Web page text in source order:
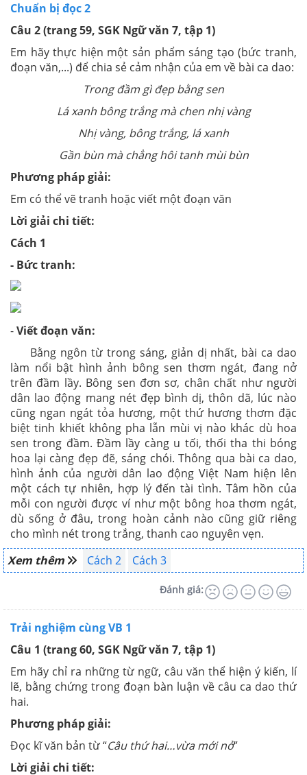
Chuẩn bị đọc 2
Câu 2 (trang 59, SGK Ngữ văn 7, tập 1)
Em hãy thực hiện một sản phẩm sáng tạo (bức tranh,
đoạn văn,...) để chia sẻ cảm nhận của em về bài ca dao:
Trong đầm gì đẹp bằng sen
Lá xanh bông trắng mà chen nhị vàng
Nhị vàng, bông trắng, lá xanh
Gần bùn mà chẳng hôi tanh mùi bùn
Phương pháp giải:
Em có thể vẽ tranh hoặc viết một đoạn văn
Lời giải chi tiết:
Cách 1
- Bức tranh:
-Viết đoạn văn:
Bằng ngôn từ trong sáng, giản dị nhất, bài ca dao
làm nổi bật hình ảnh bông sen thơm ngát, đang nở
trên đầm lầy. Bông sen đơn sơ, chân chất như người
dân lao động mang nét đẹp bình dị, thôn dã, lúc nào
cũng ngan ngát tỏa hương, một thứ hương thơm đặc
biệt tinh khiết không pha lẫn mùi vị nào khác dù hoa
sen trong đầm. Đầm lầy càng u tối, thối tha thi bóng
hoa lại càng đẹp đẽ, sáng chói. Thông qua bài ca dao,
hình ảnh của người dân lao động Việt Nam hiện lên
một cách tự nhiên, hợp lý đến tài tình. Tâm hồn của
mỗi con người được ví như một bông hoa thơm ngát,
dù sống ở đâu, trong hoàn cảnh nào cũng giữ riêng
cho mình nét trong trắng, thanh cao nguyên vẹn.
Xem thêm
Cách 2 Cách 3
Đánh giá:
Trải nghiệm cùng VB 1
Câu 1 (trang 60, SGK Ngữ văn 7, tập 1)
Em hãy chỉ ra những từ ngữ, câu văn thể hiện ý kiến, lí
lẽ, bằng chứng trong đoạn bàn luận về câu ca dao thứ
hai.
Phương pháp giải:
Đọc kĩ văn bản từ “Câu thứ hai…vừa mới nở”
Lời giải chi tiết: